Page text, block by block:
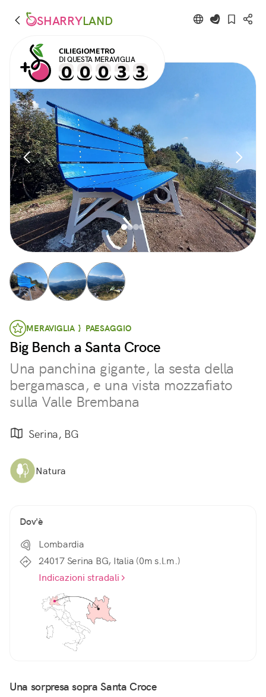
SHARRYLAND
CILIEGIOMETRO
DI QUESTA MERAVIGLIA
MERAVIGLIA } PAESAGGIO
Big Bench a Santa Croce
Una panchina gigante, la sesta della
bergamasca, e una vista mozzafiato
sulla Valle Brembana
Serina, BG
Natura
Dov'è
Lombardia
24017 Serina BG, Italia (0m s.l.m.)
Indicazioni stradali
Una sorpresa sopra Santa Croce